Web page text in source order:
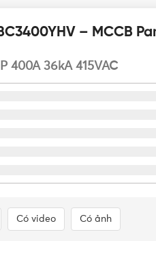
– MCCB
400A 36kA 415VAC
Có video Có ảnh